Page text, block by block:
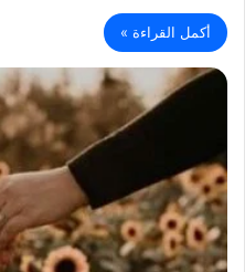
أكمل القراءة »